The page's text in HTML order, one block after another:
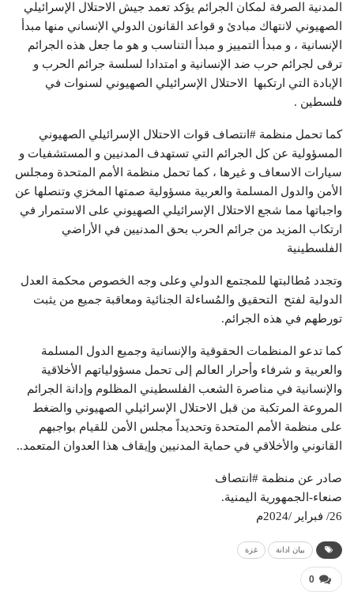
المدنية الصرفة لمكان الجرائم يؤكد تعمد جيش الاحتلال الإسرائيلي
الصهيوني لانتهاك مبادئ و قواعد القانون الدولي الإنساني منها مبدأ
الإنسانية ، و مبدأ التمييز و مبدأ التناسب و هو ما جعل هذه الجرائم
ترقى لجرائم حرب ضد الإنسانية و امتدادا لسلسة جرائم الحرب و
الإبادة التي ارتكبها الاحتلال الإسرائيلي الصهيوني لسنوات في
فلسطين .
كما تحمل منظمة #انتصاف قوات الاحتلال الإسرائيلي الصهيوني
المسؤولية عن كل الجرائم التي تستهدف المدنيين و المستشفيات و
سيارات الاسعاف و غيرها ، كما تحمل منظمة الأمم المتحدة ومجلس
الأمن والدول المسلمة والعربية مسؤولية صمتها المخزي وتنصلها عن
واجباتها مما شجع الاحتلال الإسرائيلي الصهيوني على الاستمرار في
ارتكاب المزيد من جرائم الحرب بحق المدنيين في الأراضي
الفلسطينية
وتجدد مُطالبتها للمجتمع الدولي وعلى وجه الخصوص محكمة العدل
الدولية لفتح التحقيق والمُساءلة الجنائية ومعاقبة جميع من يثبت
تورطهم في هذه الجرائم.
كما تدعو المنظمات الحقوقية والإنسانية وجميع الدول المسلمة
والعربية و شرفاء وأحرار العالم إلى تحمل مسؤولياتهم الأخلاقية
والإنسانية في مناصرة الشعب الفلسطيني المظلوم وإدانة الجرائم
المروعة المرتكبة من قبل الاحتلال الإسرائيلي الصهيوني والضغط
على منظمة الأمم المتحدة وتحديداً مجلس الأمن للقيام بواجبهم
القانوني والأخلاقي في حماية المدنيين وإيقاف هذا العدوان المتعمد..
صادر عن منظمة #انتصاف
صنعاء-الجمهورية اليمنية.
26/ فبراير /2024م
بيان ادانة غزة
0